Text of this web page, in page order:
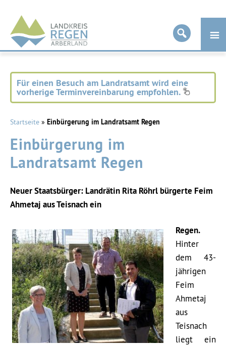
Landkreis
Regen
Für einen Besuch am Landratsamt wird eine
vorherige Terminvereinbarung empfohlen.
Startseite » Einbürgerung im Landratsamt Regen
Einbürgerung im
Landratsamt Regen
Neuer Staatsbürger: Landrätin Rita Röhrl bürgerte Feim
Ahmetaj aus Teisnach ein
Regen.
Hinter
dem 43-
jährigen
Feim
Ahmetaj
aus
Teisnach
liegt ein